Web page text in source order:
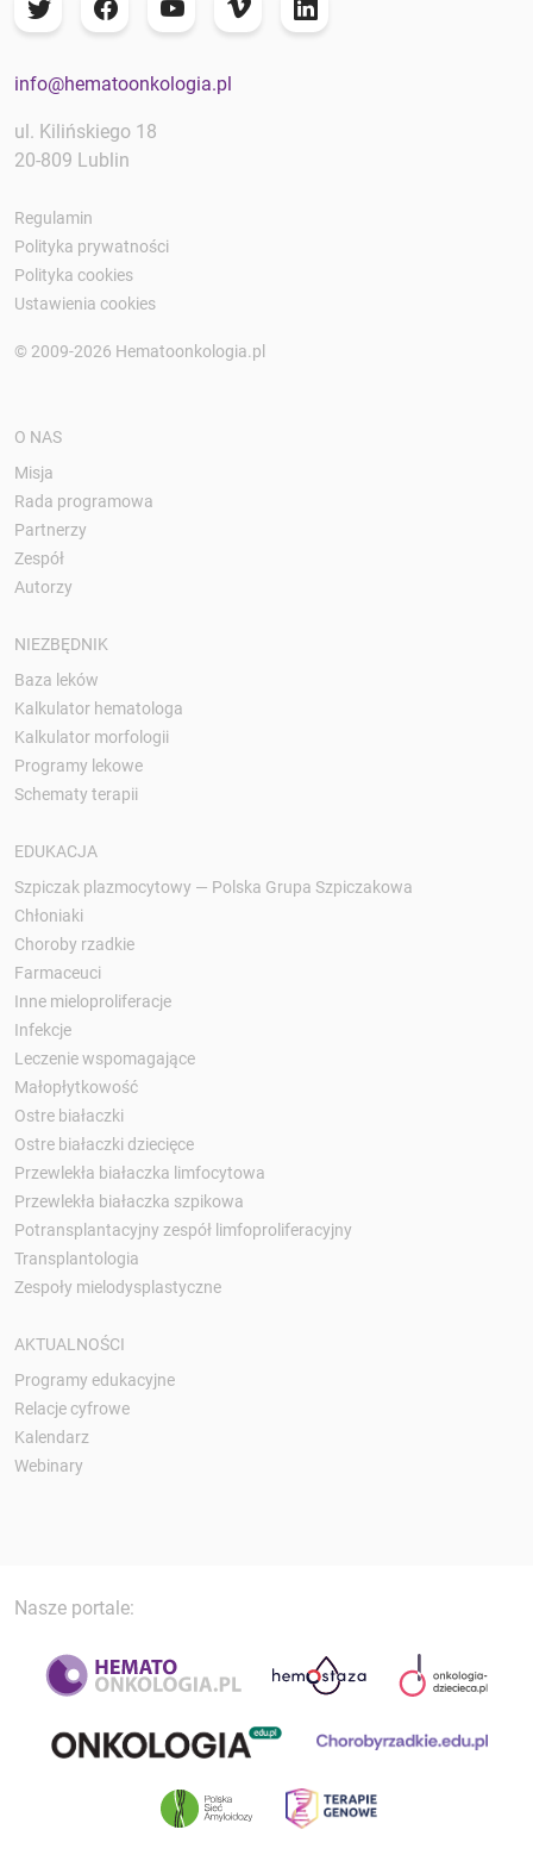
info@hematoonkologia.pl
ul. Kilińskiego 18
20-809 Lublin
Regulamin
Polityka prywatności
Polityka cookies
Ustawienia cookies
© 2009-2026 Hematoonkologia.pl
O NAS
Misja
Rada programowa
Partnerzy
Zespół
Autorzy
NIEZBĘDNIK
Baza leków
Kalkulator hematologa
Kalkulator morfologii
Programy lekowe
Schematy terapii
EDUKACJA
Szpiczak plazmocytowy — Polska Grupa Szpiczakowa
Chłoniaki
Choroby rzadkie
Farmaceuci
Inne mieloproliferacje
Infekcje
Leczenie wspomagające
Małopłytkowość
Ostre białaczki
Ostre białaczki dziecięce
Przewlekła białaczka limfocytowa
Przewlekła białaczka szpikowa
Potransplantacyjny zespół limfoproliferacyjny
Transplantologia
Zespoły mielodysplastyczne
AKTUALNOŚCI
Programy edukacyjne
Relacje cyfrowe
Kalendarz
Webinary
Nasze portale: